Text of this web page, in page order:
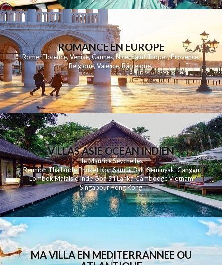
ROMANCE EN EUROPE
Rome,Florence,Venise,Cannes,Nice,Saint Tropez,Provence,
Belgique,Valence,Barcelone,
VILLAS ASIE OCEAN INDIEN
Ile MauriceSeychelles
ReunionThailandePhuketKohSamui Bali SeminyakCanggu
LombokMalaisieIndeGoaSri LankaCambodgeVietnam
SingapourHong Kong
MA VILLA EN MEDITERRANNEE OU